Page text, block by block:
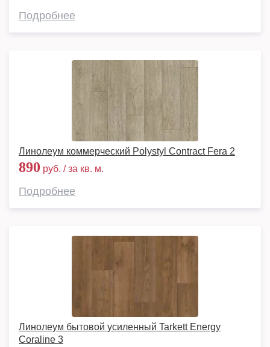
Подробнее
Линолеум коммерческий Polystyl Contract Fera 2
890 руб. / за кв. м.
Подробнее
Линолеум бытовой усиленный Tarkett Energy
Coraline 3